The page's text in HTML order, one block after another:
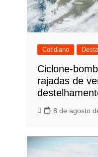
Cotidiano
Ciclone-
rajadas de
8 de agosto